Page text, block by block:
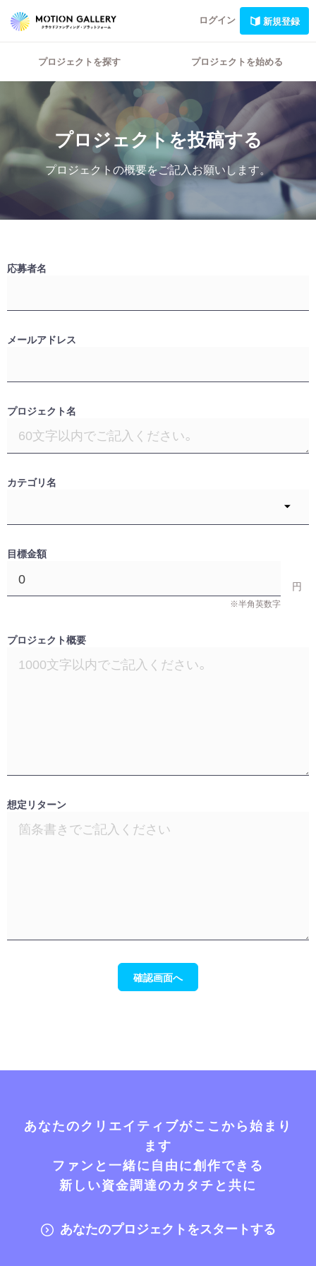
ログイン 新規登録
プロジェクトを探す プロジェクトを始める
プロジェクトを投稿する
プロジェクトの概要をご記入お願いします。
応募者名
メールアドレス
プロジェクト名
カテゴリ名
目標金額
※半角英数字
プロジェクト概要
想定リターン
確認画面へ
あなたのクリエイティブがここから始まり
ます
ファンと一緒に自由に創作できる
新しい資金調達のカタチと共に
あなたのプロジェクトをスタートする